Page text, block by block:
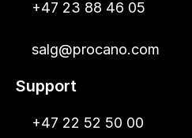
+47 23 88 46 05
salg@procano.com
Support
+47 22 52 50 00